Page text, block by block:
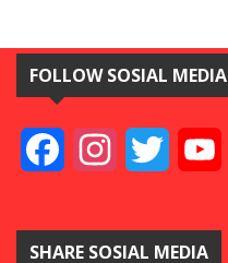
FOLLOW SOSIAL MEDIA
FacebookInstagramTwitter
SHARE SOSIAL MEDIA